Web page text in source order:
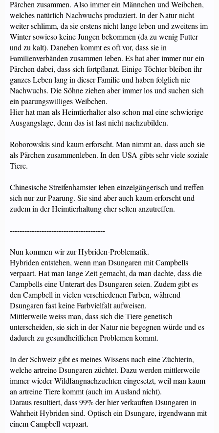
Pärchen zusammen. Also immer ein Männchen und Weibchen,
welches natürlich Nachwuchs produziert. In der Natur nicht
weiter schlimm, da sie erstens nicht lange leben und zweitens im
Winter sowieso keine Jungen bekommen (da zu wenig Futter
und zu kalt). Daneben kommt es oft vor, dass sie in
Familienverbänden zusammen leben. Es hat aber immer nur ein
Pärchen dabei, dass sich fortpflanzt. Einige Töchter bleiben ihr
ganzes Leben lang in dieser Familie und haben folglich nie
Nachwuchs. Die Söhne ziehen aber immer los und suchen sich
ein paarungswilliges Weibchen.
Hier hat man als Heimtierhalter also schon mal eine schwierige
Ausgangslage, denn das ist fast nicht nachzubilden.
Roborowskis sind kaum erforscht. Man nimmt an, dass auch sie
als Pärchen zusammenleben. In den USA gibts sehr viele soziale
Tiere.
Chinesische Streifenhamster leben einzelgängerisch und treffen
sich nur zur Paarung. Sie sind aber auch kaum erforscht und
zudem in der Heimtierhaltung eher selten anzutreffen.
---------------------------------------
Nun kommen wir zur Hybriden-Problematik.
Hybriden entstehen, wenn man Dsungaren mit Campbells
verpaart. Hat man lange Zeit gemacht, da man dachte, dass die
Campbells eine Unterart des Dsungaren seien. Zudem gibt es
den Campbell in vielen verschiedenen Farben, während
Dsungaren fast keine Farbvielfalt aufweisen.
Mittlerweile weiss man, dass sich die Tiere genetisch
unterscheiden, sie sich in der Natur nie begegnen würde und es
dadurch zu gesundheitlichen Problemen kommt.
In der Schweiz gibt es meines Wissens nach eine Züchterin,
welche artreine Dsungaren züchtet. Dazu werden mittlerweile
immer wieder Wildfangnachzuchten eingesetzt, weil man kaum
an artreine Tiere kommt (auch im Ausland nicht).
Daraus resultiert, dass 99% der hier verkauften Dsungaren in
Wahrheit Hybriden sind. Optisch ein Dsungare, irgendwann mit
einem Campbell verpaart.